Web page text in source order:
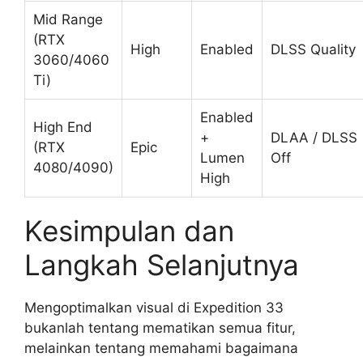
Mid Range
(RTX
3060/4060
Ti)
High Enabled DLSS Quality
High End
(RTX
4080/4090)
Epic
Enabled
+
Lumen
High
DLAA / DLSS
Off
Kesimpulan dan
Langkah Selanjutnya
Mengoptimalkan visual di Expedition 33
bukanlah tentang mematikan semua fitur,
melainkan tentang memahami bagaimana